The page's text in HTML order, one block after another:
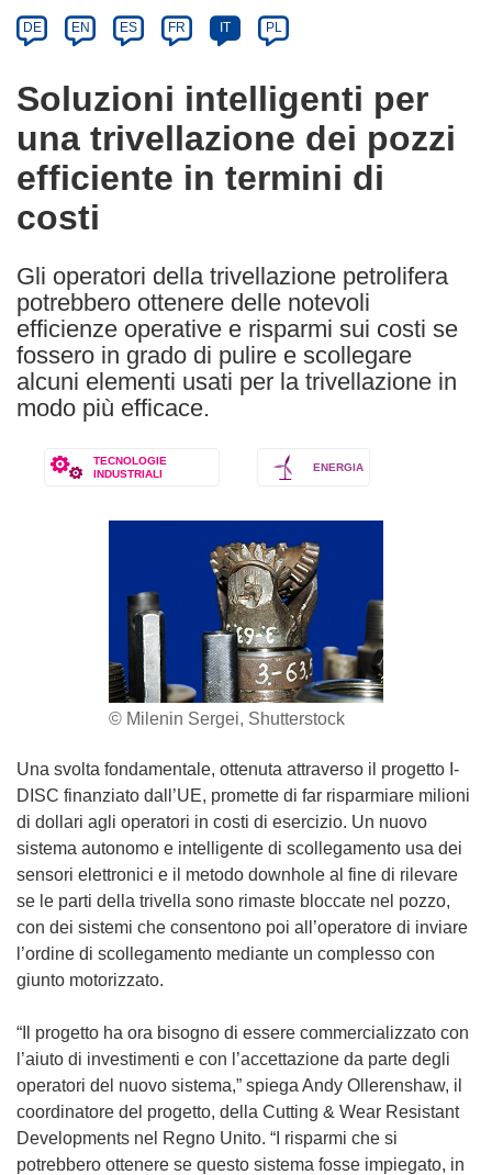
Category
Article
available
the
following
languages:
DE EN ES FR IT PL
Soluzioni intelligenti per
una trivellazione dei pozzi
efficiente in termini di
costi
Gli operatori della trivellazione petrolifera
potrebbero ottenere delle notevoli
efficienze operative e risparmi sui costi se
fossero in grado di pulire e scollegare
alcuni elementi usati per la trivellazione in
modo più efficace.
TECNOLOGIE
INDUSTRIALI
ENERGIA
© Milenin Sergei, Shutterstock
Una svolta fondamentale, ottenuta attraverso il progetto I-
DISC finanziato dall’UE, promette di far risparmiare milioni
di dollari agli operatori in costi di esercizio. Un nuovo
sistema autonomo e intelligente di scollegamento usa dei
sensori elettronici e il metodo downhole al fine di rilevare
se le parti della trivella sono rimaste bloccate nel pozzo,
con dei sistemi che consentono poi all’operatore di inviare
l’ordine di scollegamento mediante un complesso con
giunto motorizzato.
“Il progetto ha ora bisogno di essere commercializzato con
l’aiuto di investimenti e con l’accettazione da parte degli
operatori del nuovo sistema,” spiega Andy Ollerenshaw, il
coordinatore del progetto, della Cutting & Wear Resistant
Developments nel Regno Unito. “I risparmi che si
potrebbero ottenere se questo sistema fosse impiegato, in